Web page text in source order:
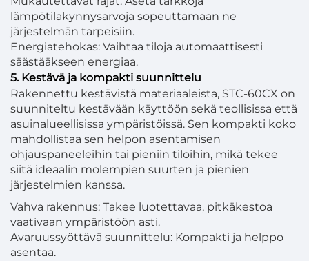
lämpötilakynnysarvoja sopeuttamaan ne
järjestelmän tarpeisiin.
Energiatehokas: Vaihtaa tiloja automaattisesti
säästääkseen energiaa.
5. Kestävä ja kompakti suunnittelu
Rakennettu kestävistä materiaaleista, STC-60CX on
suunniteltu kestävään käyttöön sekä teollisissa että
asuinalueellisissa ympäristöissä. Sen kompakti koko
mahdollistaa sen helpon asentamisen
ohjauspaneeleihin tai pieniin tiloihin, mikä tekee
siitä ideaalin molempien suurten ja pienien
järjestelmien kanssa.
Vahva rakennus: Takee luotettavaa, pitkäkestoa
vaativaan ympäristöön asti.
Avaruussyöttävä suunnittelu: Kompakti ja helppo
asentaa.